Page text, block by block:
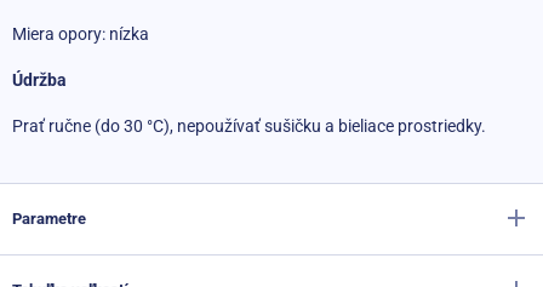
Miera opory: nízka
Údržba
Prať ručne (do 30 °C), nepoužívať sušičku a bieliace prostriedky.
Parametre